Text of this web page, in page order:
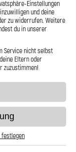
für: DKW DKW
F Baujahr:09|1955-
Einstellungen
und deine
zu widerrufen. Weitere
du in unserer
Service nicht selbst
Eltern oder
zuzustimmen!
festlegen